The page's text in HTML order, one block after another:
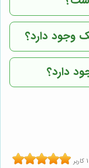
وجود دارد؟
دارد؟
1 کاربر